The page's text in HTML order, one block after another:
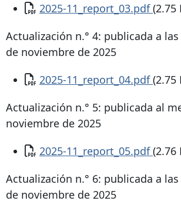
Documento
2025-11_report_03.pdf(2.75
Actualización n.° 4: publicada a
de noviembre de 2025
Documento
2025-11_report_04.pdf(2.75
Actualización n.° 5: publicada al
noviembre de 2025
Documento
2025-11_report_05.pdf(2.76
Actualización n.° 6: publicada a
de noviembre de 2025